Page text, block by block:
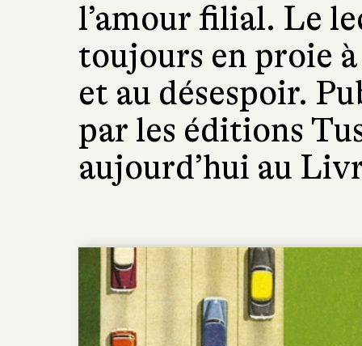
l’amour filial. Le
toujours en proie
et au désespoir.
par les éditions
aujourd’hui au